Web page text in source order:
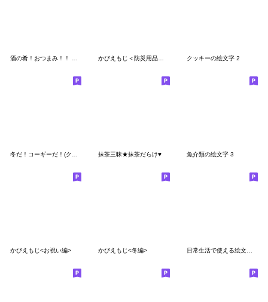
クッキーの絵文字 2
抹茶三昧★抹茶だらけ♥ 魚介類の絵文字 3
かびえもじ<お祝い編> かびえもじ<冬編> 日常生活で使える絵文字７